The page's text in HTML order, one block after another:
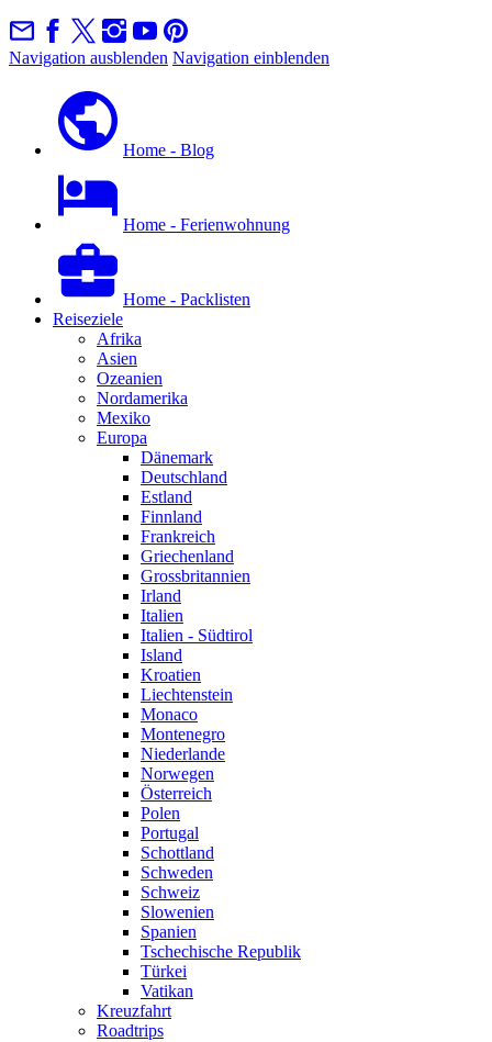
Navigation ausblenden Navigation einblenden
Home - Blog
Home - Ferienwohnung
Home - Packlisten
Reiseziele
Afrika
Asien
Ozeanien
Nordamerika
Mexiko
Europa
Dänemark
Deutschland
Estland
Finnland
Frankreich
Griechenland
Grossbritannien
Irland
Italien
Italien - Südtirol
Island
Kroatien
Liechtenstein
Monaco
Montenegro
Niederlande
Norwegen
Österreich
Polen
Portugal
Schottland
Schweden
Schweiz
Slowenien
Spanien
Tschechische Republik
Türkei
Vatikan
Kreuzfahrt
Roadtrips